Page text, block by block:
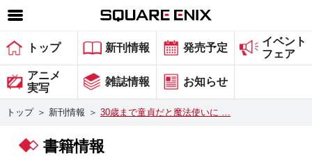
SQUARE ENIX 公式サイトメニュー
ゲーム
マガジン＆ブックス
グッズ
トップ 新刊情報 発売予定
イベント
フェア
アニメ
実写
雑誌情報 お知らせ
トップ ＞ 新刊情報 ＞ 30歳まで童貞だと魔法使いに …
書籍情報